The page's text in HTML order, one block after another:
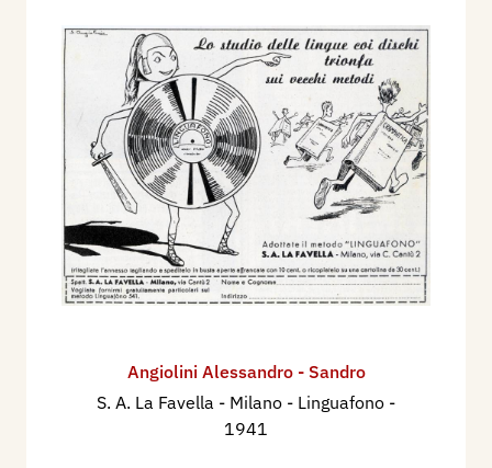
Angiolini Alessandro - Sandro
S. A. La Favella - Milano - Linguafono -
1941